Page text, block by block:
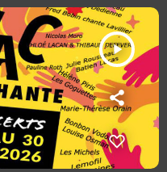
play_arrow